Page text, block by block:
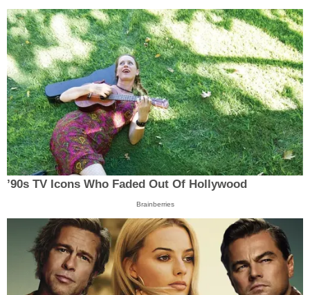
’90s TV Icons Who Faded Out Of Hollywood
Brainberries